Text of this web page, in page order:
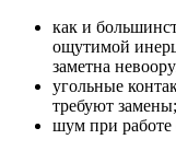
как и
ощутимой
заметна
угольные
требуют замены;
шум при работе